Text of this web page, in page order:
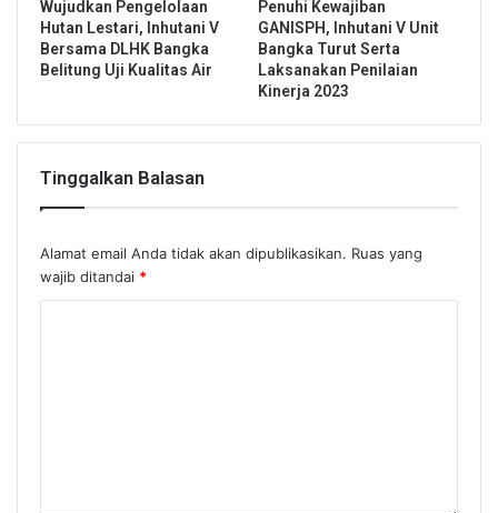
Wujudkan Pengelolaan
Hutan Lestari, Inhutani V
Bersama DLHK Bangka
Belitung Uji Kualitas Air
Penuhi Kewajiban
GANISPH, Inhutani V Unit
Bangka Turut Serta
Laksanakan Penilaian
Kinerja 2023
Tinggalkan Balasan
Alamat email Anda tidak akan dipublikasikan. Ruas yang
wajib ditandai *